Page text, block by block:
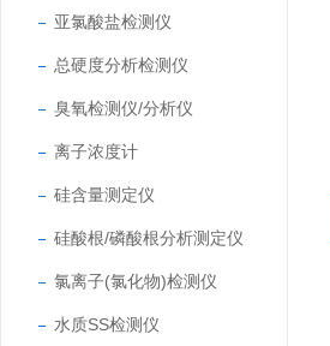
亚氯酸盐检测仪
总硬度分析检测仪
臭氧检测仪/分析仪
离子浓度计
硅含量测定仪
硅酸根/磷酸根分析测定仪
氯离子(氯化物)检测仪
水质SS检测仪